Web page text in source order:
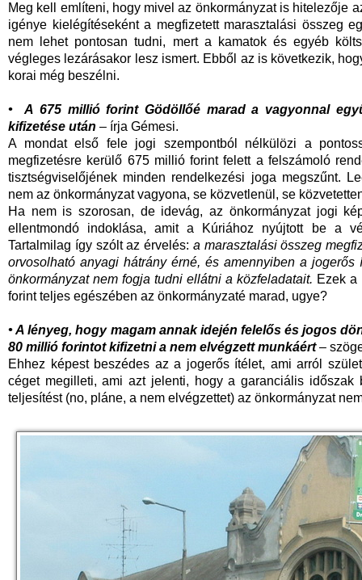
Meg kell említeni, hogy mivel az önkormányzat is hitelezője
igénye kielégítéseként a megfizetett marasztalási összeg
nem lehet pontosan tudni, mert a kamatok és egyéb
végleges lezárásakor lesz ismert. Ebből az is következik,
korai még beszélni.
• A 675 millió forint Gödöllőé marad a vagyonnal
kifizetése után – írja Gémesi.
A mondat első fele jogi szempontból nélkülözi a
megfizetésre kerülő 675 millió forint felett a felszámoló
tisztségviselőjének minden rendelkezési joga megszűnt.
nem az önkormányzat vagyona, se közvetlenül, se
Ha nem is szorosan, de idevág, az önkormányzat jogi
ellentmondó indoklása, amit a Kúriához nyújtott be a
Tartalmilag így szólt az érvelés: a marasztalási összeg
orvosolható anyagi hátrány érné, és amennyiben a
önkormányzat nem fogja tudni ellátni a közfeladatait. Ezek a
forint teljes egészében az önkormányzaté marad, ugye?
•A lényeg, hogy magam annak idején felelős és jogos
80 millió forintot kifizetni a nem elvégzett munkáért–
Ehhez képest beszédes az a jogerős ítélet, ami arról
céget megilleti, ami azt jelenti, hogy a garanciális
teljesítést (no, pláne, a nem elvégzettet) az önkormányzat